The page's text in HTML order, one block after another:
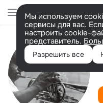
Мы используем
сервисы для вас.
настроить cookie-
представитель.
Разрешить все